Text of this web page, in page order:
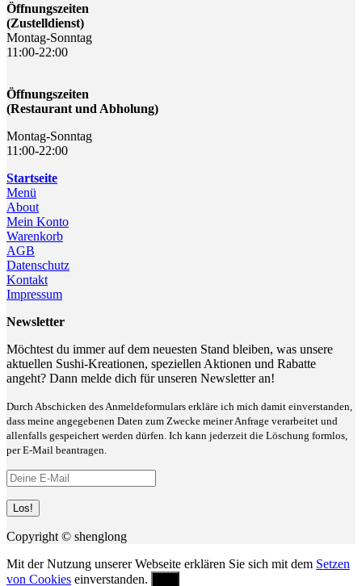
Öffnungszeiten
(Zustelldienst)
Montag-Sonntag
11:00-22:00
Öffnungszeiten
(Restaurant und Abholung)
Montag-Sonntag
11:00-22:00
Startseite
Menü
About
Mein Konto
Warenkorb
AGB
Datenschutz
Kontakt
Impressum
Newsletter
Möchtest du immer auf dem neuesten Stand bleiben, was unsere
aktuellen Sushi-Kreationen, speziellen Aktionen und Rabatte
angeht? Dann melde dich für unseren Newsletter an!
Durch Abschicken des Anmeldeformulars erkläre ich mich damit einverstanden,
dass meine angegebenen Daten zum Zwecke meiner Anfrage verarbeitet und
allenfalls gespeichert werden dürfen. Ich kann jederzeit die Löschung formlos,
per E-Mail beantragen.
Copyright © shenglong
Mit der Nutzung unserer Webseite erklären Sie sich mit dem Setzen
von Cookies einverstanden.